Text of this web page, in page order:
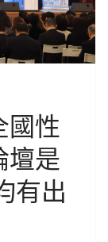
國性
壇是
有出